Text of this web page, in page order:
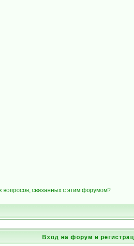
вопросов, связанных с этим форумом?
Вход на форум и